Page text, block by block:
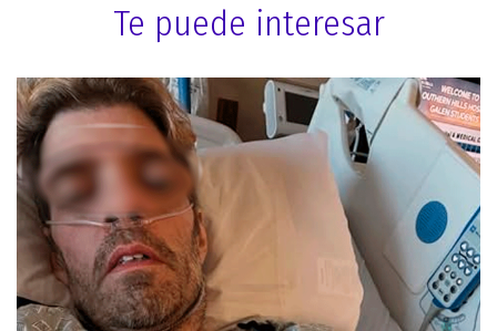
Te puede interesar